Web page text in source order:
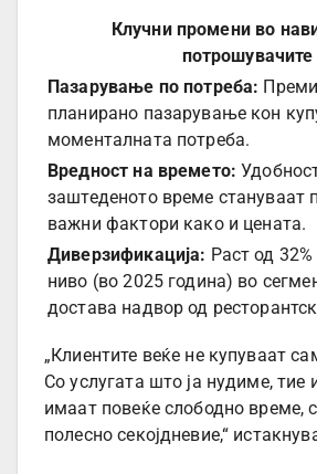
Клучни промени во
потрошувачите
Пазарување по потреба:
планирано пазарување кон
моменталната потреба.
Вредност на времето:
заштеденото време стануваат
важни фактори како и цената.
Диверзификација: Раст од
ниво (во 2025 година) во
достава надвор од
„Клиентите веќе не купуваат
Со услугата што ја нудиме, тие
имаат повеќе слободно време,
полесно секојдневие,“